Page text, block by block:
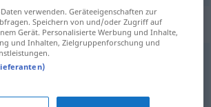
für "Dicke"
(derb)
verwenden. Geräteeigenschaften zur
Speichern von und/oder Zugriff auf
Gerät. Personalisierte Werbung und Inhalte,
und Inhalten, Zielgruppenforschung und